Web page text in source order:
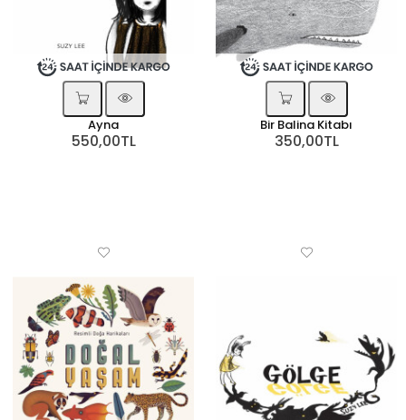
Ayna
550,00TL
Bir Balina Kitabı
350,00TL